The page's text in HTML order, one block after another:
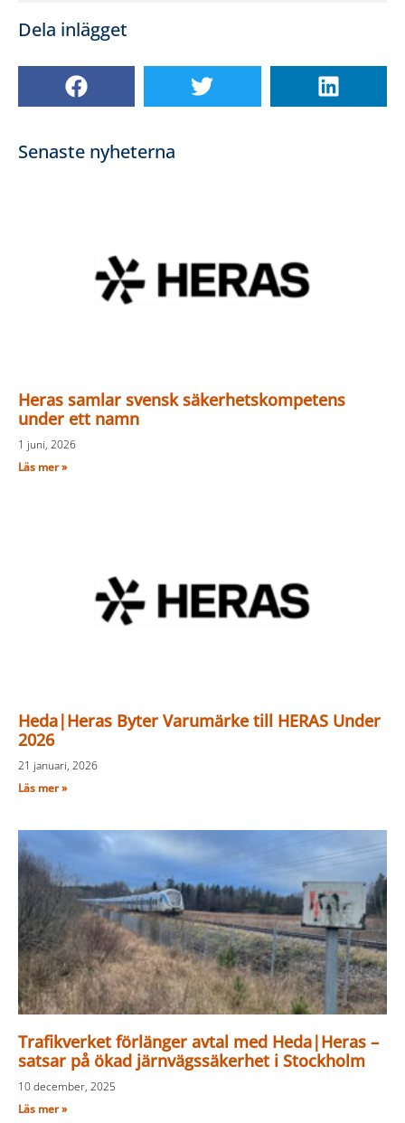
Dela inlägget
Senaste nyheterna
Heras samlar svensk säkerhetskompetens
under ett namn
1 juni, 2026
Läs mer »
Heda|Heras Byter Varumärke till HERAS Under
2026
21 januari, 2026
Läs mer »
Trafikverket förlänger avtal med Heda|Heras –
satsar på ökad järnvägssäkerhet i Stockholm
10 december, 2025
Läs mer »